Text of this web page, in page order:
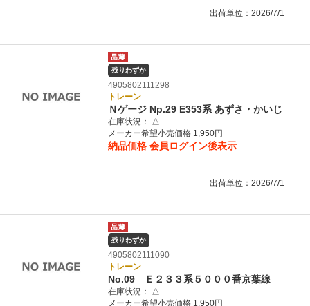
出荷単位：2026/7/1
残りわずか
4905802111298
トレーン
Ｎゲージ Np.29 E353系 あずさ・かいじ
在庫状況：
△
メーカー希望小売価格 1,950円
納品価格 会員ログイン後表示
出荷単位：2026/7/1
残りわずか
4905802111090
トレーン
No.09 Ｅ２３３系５０００番京葉線
在庫状況：
△
メーカー希望小売価格 1,950円